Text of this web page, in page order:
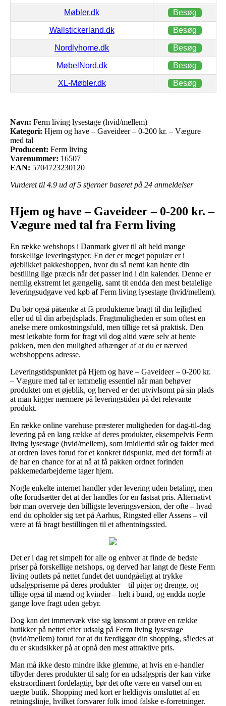
Møbler.dk Besøg
Wallstickerland.dk Besøg
Nordlyhome.dk Besøg
MøbelNord.dk Besøg
XL-Møbler.dk Besøg
Navn: Ferm living lysestage (hvid/mellem)
Kategori: Hjem og have – Gaveideer – 0-200 kr. – Vægure
med tal
Producent: Ferm living
Varenummer: 16507
EAN: 5704723230120
Vurderet til 4.9 ud af 5 stjerner baseret på 24 anmeldelser
Hjem og have – Gaveideer – 0-200 kr. –
Vægure med tal fra Ferm living
En række webshops i Danmark giver til alt held mange
forskellige leveringstyper. En der er meget populær er i
øjeblikket pakkeshoppen, hvor du så nemt kan hente din
bestilling lige præcis når det passer ind i din kalender. Denne er
nemlig ekstremt let gængelig, samt tit endda den mest betalelige
leveringsudgave ved køb af Ferm living lysestage (hvid/mellem).
Du bør også påtænke at få produkterne bragt til din lejlighed
eller ud til din arbejdsplads. Fragtmuligheden er som oftest en
anelse mere omkostningsfuld, men tillige ret så praktisk. Den
mest letkøbte form for fragt vil dog altid være selv at hente
pakken, men den mulighed afhænger af at du er nærved
webshoppens adresse.
Leveringstidspunktet på Hjem og have – Gaveideer – 0-200 kr.
– Vægure med tal er temmelig essentiel når man behøver
produktet om et øjeblik, og herved er det utvivlsomt på sin plads
at man kigger nærmere på leveringstiden på det relevante
produkt.
En række online varehuse præsterer muligheden for dag-til-dag
levering på en lang række af deres produkter, eksempelvis Ferm
living lysestage (hvid/mellem), som imidlertid står og falder med
at ordren laves forud for et konkret tidspunkt, med det formål at
de har en chance for at nå at få pakken ordnet forinden
pakkemedarbejderne tager hjem.
Nogle enkelte internet handler yder levering uden betaling, men
ofte forudsætter det at der handles for en fastsat pris. Alternativt
bør man overveje den billigste leveringsversion, der ofte – hvad
end du opholder sig tæt på Aarhus, Ringsted eller Assens – vil
være at få bragt bestillingen til et afhentningssted.
Det er i dag ret simpelt for alle og enhver at finde de bedste
priser på forskellige netshops, og derved har langt de fleste Ferm
living outlets på nettet fundet det uundgåeligt at trykke
udsalgspriserne på deres produkter – til piger og drenge, og
tillige også til mænd og kvinder – helt i bund, og endda nogle
gange love fragt uden gebyr.
Dog kan det immervæk vise sig lønsomt at prøve en række
butikker på nettet efter udsalg på Ferm living lysestage
(hvid/mellem) forud for at du færdiggør din shopping, således at
du er skudsikker på at opnå den mest attraktive pris.
Man må ikke desto mindre ikke glemme, at hvis en e-handler
tilbyder deres produkter til salg for en udsalgspris der kan virke
ekstraordinært fordelagtig, bør det ofte være en varsel om en
uægte butik. Shopping med kort er heldigvis omsluttet af en
retningslinje, hvilket forsvarer folk imod falske e-forretninger.